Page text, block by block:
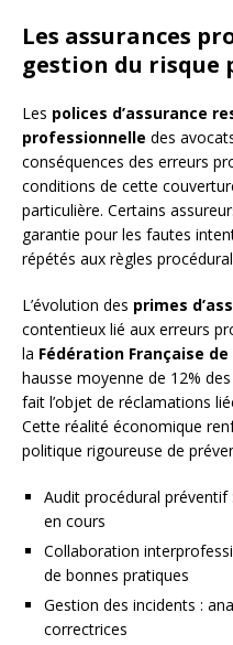
Les assurances
gestion du risque
Les polices d’assurance
professionnelle des
conséquences des erreurs
conditions de cette
particulière. Certains
garantie pour les fautes
répétés aux règles
L’évolution des primes
contentieux lié aux erreurs
la Fédération Française de
hausse moyenne de 12%
fait l’objet de réclamations
Cette réalité économique
politique rigoureuse de
Audit procédural préventif
en cours
Collaboration
de bonnes pratiques
Gestion des incidents :
correctrices